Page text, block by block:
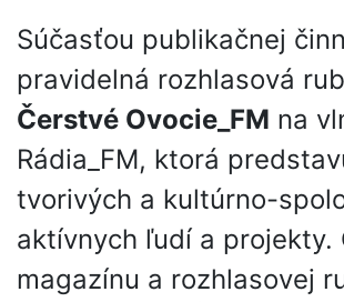
Súčasťou publikačnej
pravidelná rozhlasová
Čerstvé Ovocie_FM na
Rádia_FM, ktorá
tvorivých a kultúrno-
aktívnych ľudí a projekty.
magazínu a rozhlasovej